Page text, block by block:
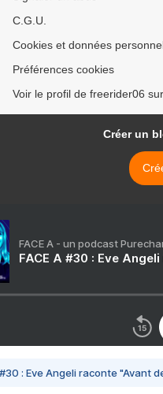
C.G.U.
Cookies et données
Préférences cookies
Voir le profil de freerider06
Créer un
FACE A - un podcast
FACE A #30 : Eve
#30 : Eve Angeli raconte "Avant